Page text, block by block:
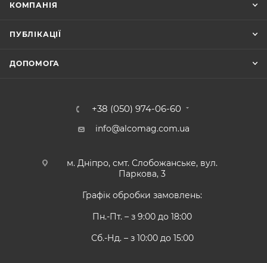
КОМПАНІЯ
ПУБЛІКАЦІЇ
ДОПОМОГА
+38 (050) 974-06-60
info@alcomag.com.ua
м. Дніпро, смт. Слобожанське, вул.
Паркова, 3
Графік обробки замовлень:
Пн.-Пт. – з 9:00 до 18:00
Сб.-Нд. – з 10:00 до 15:00